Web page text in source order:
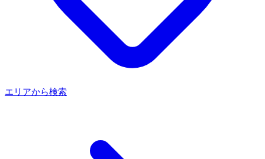
エリアから検索